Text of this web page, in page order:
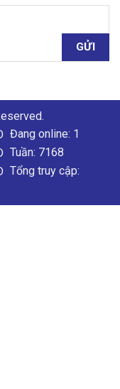
Đang online: 1
Tuần: 7168
Tổng truy cập: